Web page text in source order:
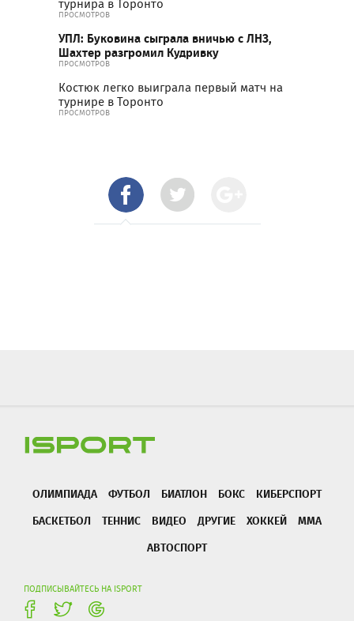
турнира в Торонто
ПРОСМОТРОВ
УПЛ: Буковина сыграла вничью с ЛНЗ,
Шахтер разгромил Кудривку
ПРОСМОТРОВ
Костюк легко выиграла первый матч на
турнире в Торонто
ПРОСМОТРОВ
ОЛИМПИАДА ФУТБОЛ БИАТЛОН БОКС
КИБЕРСПОРТ
БАСКЕТБОЛ
ТЕННИС ВИДЕО ДРУГИЕ ХОККЕЙ
ММА
АВТОСПОРТ
ПОДПИСЫВАЙТЕСЬ НА ISPORT